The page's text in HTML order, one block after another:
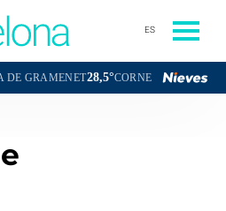
ES
28,5°CORNELLÀ DE